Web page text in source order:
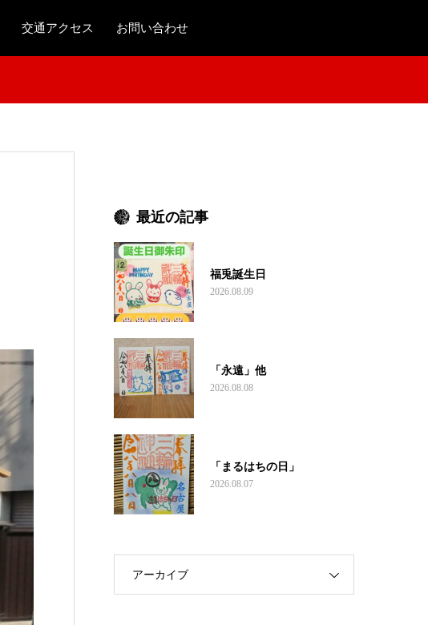
交通アクセス お問い合わせ
最近の記事
福兎誕生日
2026.08.09
「永遠」他
2026.08.08
「まるはちの日」
2026.08.07
アーカイブ